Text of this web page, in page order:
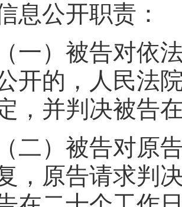
息公开职责：
）被告对依法
开的，人民法
，并判决被告
）被告对原告
，原告请求判